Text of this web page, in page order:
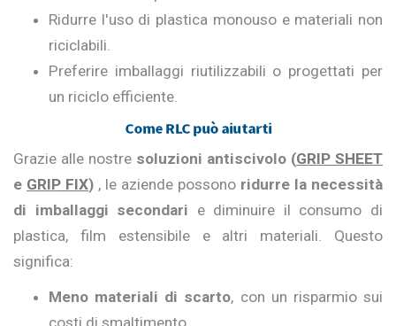
Ridurre l'uso di plastica monouso e materiali non
riciclabili.
Preferire imballaggi riutilizzabili o progettati per
un riciclo efficiente.
Come RLC può aiutarti
Grazie alle nostre soluzioni antiscivolo (GRIP SHEET
e GRIP FIX) , le aziende possono ridurre la necessità
di imballaggi secondari e diminuire il consumo di
plastica, film estensibile e altri materiali. Questo
significa:
Meno materiali di scarto, con un risparmio sui